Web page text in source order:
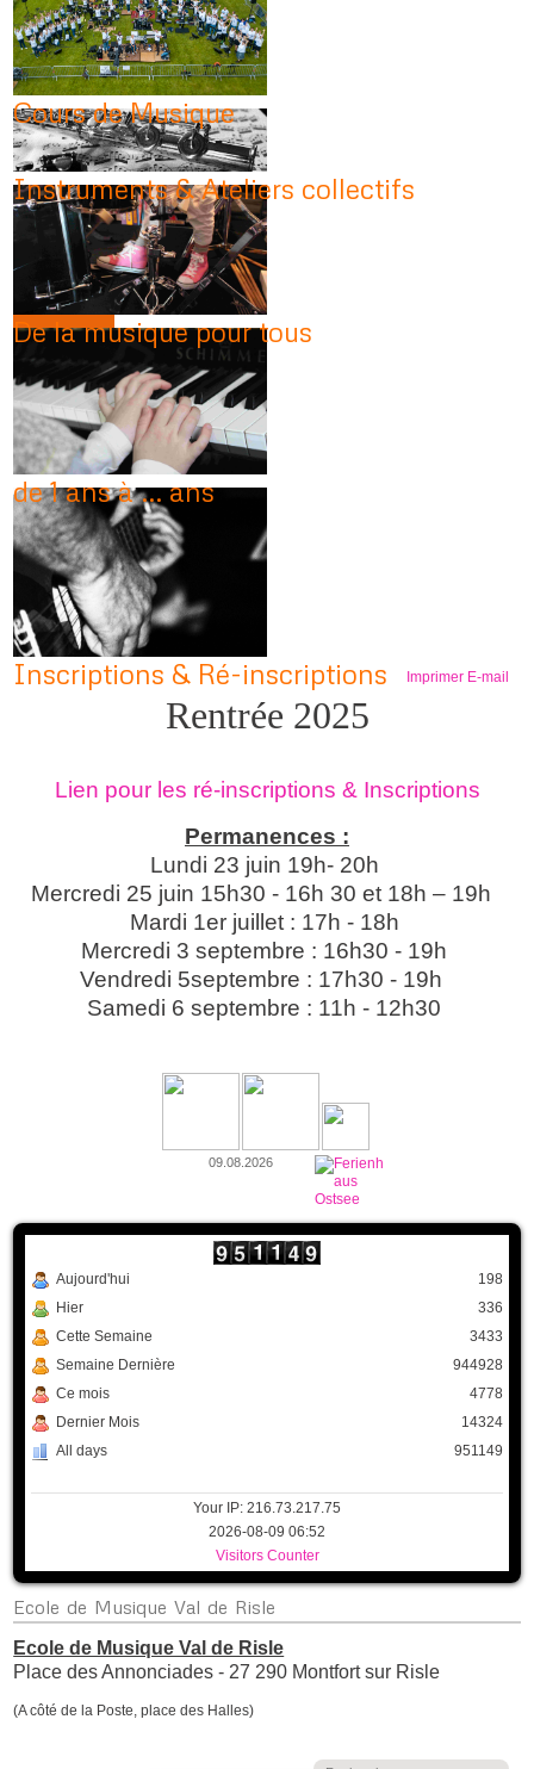
Cours de Musique
Instruments & Ateliers collectifs
De la musique pour tous
de 1 ans à ... ans
Imprimer E-mail
Inscriptions & Ré-inscriptions
Rentrée 2025
Lien pour les ré-inscriptions & Inscriptions
Permanences :
Lundi 23 juin 19h- 20h
Mercredi 25 juin 15h30 - 16h 30 et 18h – 19h
Mardi 1er juillet : 17h - 18h
Mercredi 3 septembre : 16h30 - 19h
Vendredi 5septembre : 17h30 - 19h
Samedi 6 septembre : 11h - 12h30
09.08.2026
Aujourd'hui
Hier
Cette Semaine
Semaine Dernière
Ce mois
Dernier Mois
All days
198
336
3433
944928
4778
14324
951149
Your IP: 216.73.217.75
2026-08-09 06:52
Visitors Counter
Ecole de Musique Val de Risle
Ecole de Musique Val de Risle
Place des Annonciades - 27 290 Montfort sur Risle
(A côté de la Poste, place des Halles)